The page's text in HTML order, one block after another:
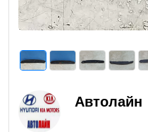
Автолайн